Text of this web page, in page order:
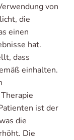
von
die
einen
hat.
dass
einhalten.
ist der
die
Die